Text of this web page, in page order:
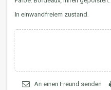
In einwandfreiem zustand.
An einen Freund senden